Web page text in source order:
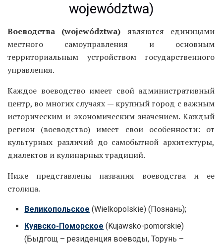
województwa)
Воеводства (województwa) являются единицами
местного самоуправления и основным
территориальным устройством государственного
управления.
Каждое воеводство имеет свой административный
центр, во многих случаях — крупный город с важным
историческим и экономическим значением. Каждый
регион (воеводство) имеет свои особенности: от
культурных различий до самобытной архитектуры,
диалектов и кулинарных традиций.
Ниже представлены названия воеводства и ее
столица.
Великопольское (Wielkopolskie) (Познань);
Куявско-Поморское (Kujawsko-pomorskie)
(Быдгощ – резиденция воеводы, Торунь –